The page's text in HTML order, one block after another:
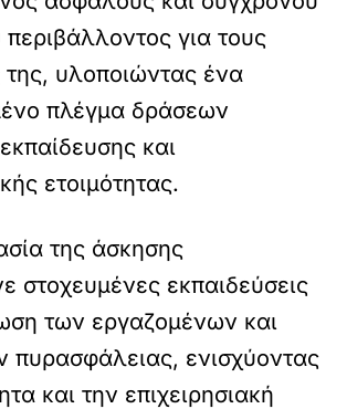
για τους
υλοποιώντας ένα
πλέγμα δράσεων
και
ετοιμότητας.
της άσκησης
στοχευμένες εκπαιδεύσεις
των εργαζομένων και
ενισχύοντας
και την επιχειρησιακή